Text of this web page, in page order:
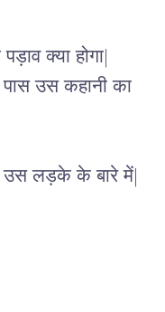
क्या होगा|
पास उस कहानी का
उस लड़के के बारे में|